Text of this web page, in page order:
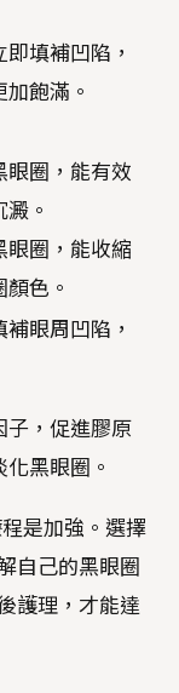
填補凹陷，
飽滿。
眼圈，能有效
。
眼圈，能收縮
色。
眼周凹陷，
子，促進膠原
黑眼圈。
是加強。選擇
自己的黑眼圈
護理，才能達